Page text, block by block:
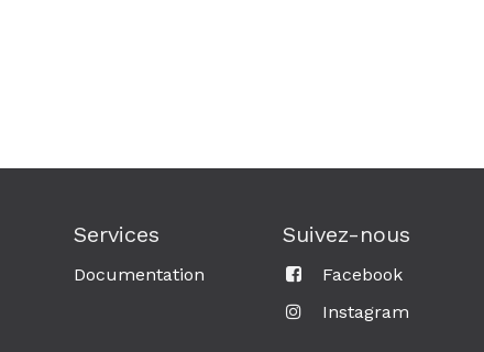
Services
Documentation
Suivez-nous
Facebook
Instagram